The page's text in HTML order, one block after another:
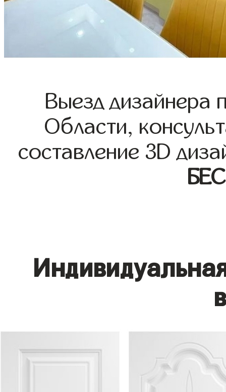
Выезд дизайнера
Области,
составление 3D